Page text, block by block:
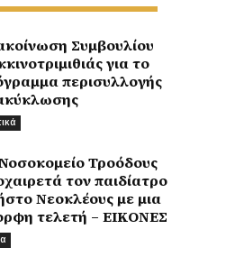
Συμβουλίου
για το
περισυλλογής
Τροόδους
τον παιδίατρο
Νεοκλέους με μια
τελετή – ΕΙΚΟΝΕΣ